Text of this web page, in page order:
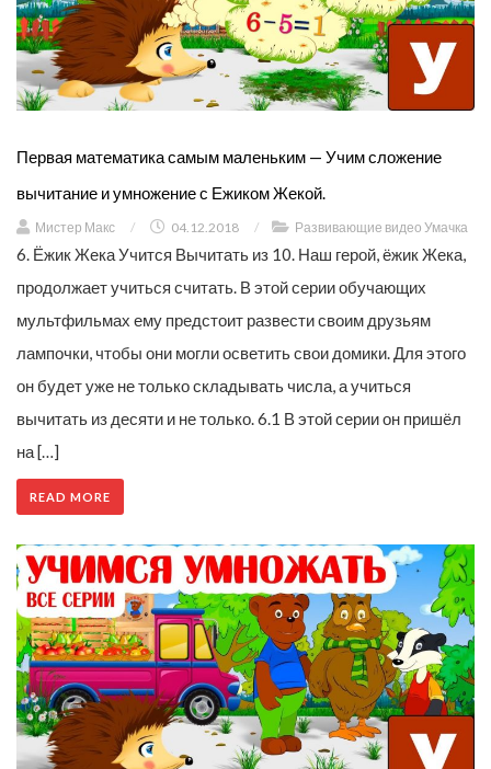
Первая математика самым маленьким — Учим сложение
вычитание и умножение с Ежиком Жекой.
Мистер Макс / 04.12.2018 / Развивающие видео Умачка
6. Ёжик Жека Учится Вычитать из 10. Наш герой, ёжик Жека,
продолжает учиться считать. В этой серии обучающих
мультфильмах ему предстоит развести своим друзьям
лампочки, чтобы они могли осветить свои домики. Для этого
он будет уже не только складывать числа, а учиться
вычитать из десяти и не только. 6.1 В этой серии он пришёл
на […]
READ MORE